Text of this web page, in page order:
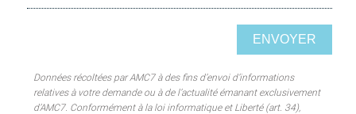
Données récoltées par AMC7 à des fins d’envoi d’informations
relatives à votre demande ou à de l’actualité émanant exclusivement
d’AMC7. Conformément à la loi informatique et Liberté (art. 34),